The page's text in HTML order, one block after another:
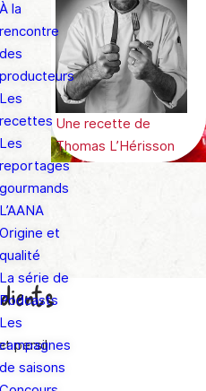
barre
barre
barre
À la
rencontre
des
producteurs
Les
recettes
Les
reportages
gourmands
L’AANA
Origine et
qualité
La série de
Podcasts
Les
campagnes
de saisons
Une recette de
Thomas L’Hérisson
persil